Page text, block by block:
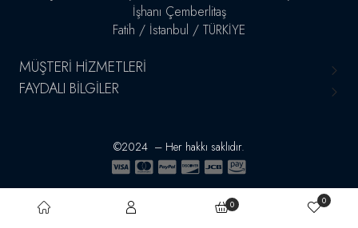
0
0
İşhanı Çemberlitaş
Fatih / İstanbul / TÜRKİYE
MÜŞTERI HIZMETLERI
FAYDALI BILGILER
©2024 – Her hakkı saklıdır.